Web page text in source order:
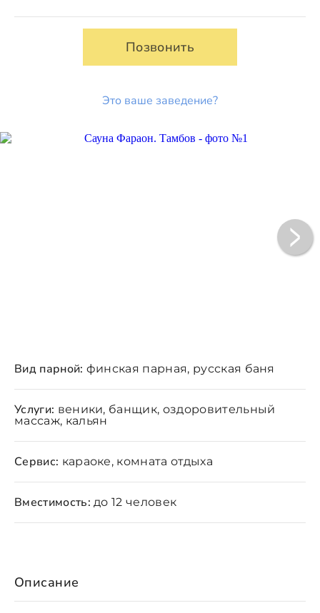
Позвонить
Это ваше заведение?
Описание
Вид парной: финская парная, русская баня
Услуги: веники, банщик, оздоровительный
массаж, кальян
Сервис: караоке, комната отдыха
Вместимость: до 12 человек